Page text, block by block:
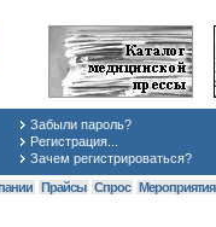
Забыли пароль?
Регистрация...
Зачем регистрироваться?
Прайсы Спрос Мероприятия